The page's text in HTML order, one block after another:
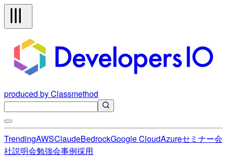
produced by Classmethod
TrendingAWSClaudeBedrockGoogle CloudAzureセミナー会
社説明会勉強会事例採用